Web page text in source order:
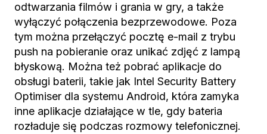
odtwarzania filmów i grania w gry, a także
wyłączyć połączenia bezprzewodowe. Poza
tym można przełączyć pocztę e-mail z trybu
push na pobieranie oraz unikać zdjęć z lampą
błyskową. Można też pobrać aplikacje do
obsługi baterii, takie jak Intel Security Battery
Optimiser dla systemu Android, która zamyka
inne aplikacje działające w tle, gdy bateria
rozładuje się podczas rozmowy telefonicznej.